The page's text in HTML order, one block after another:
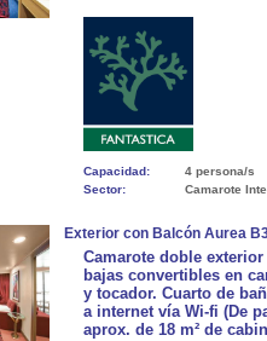
Capacidad:
4 persona/s
Sector:
Camarote
Exterior con Balcón Aurea
Camarote doble
bajas convertibles en
y tocador. Cuarto de
a internet vía Wi-fi (De
aprox. de 18 m² de